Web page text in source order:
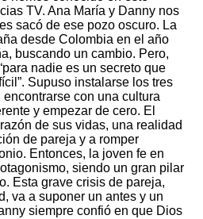
TV. Ana María y Danny nos
sacó de ese pozo oscuro. La
desde Colombia en el año
buscando un cambio. Pero,
nadie es un secreto que
Supuso instalarse los tres
con una cultura
y empezar de cero. El
de sus vidas, una realidad
de pareja y a romper
Entonces, la joven fe en
siendo un gran pilar
Esta grave crisis de pareja,
va a suponer un antes y un
siempre confió en que Dios